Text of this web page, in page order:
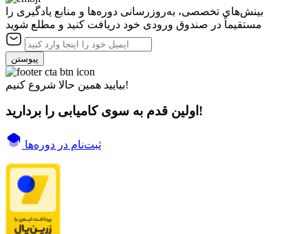
بینش‌های تخصصی، به‌روزرسانی دوره‌ها و منابع یادگیری را
مستقیماً در صندوق ورودی خود دریافت کنید و مطلع شوید
پیوستن
بیایید همین حالا شروع کنیم!
اولین قدم به سوی کامیابی را بردارید!
ثبت‌نام در دوره‌ها